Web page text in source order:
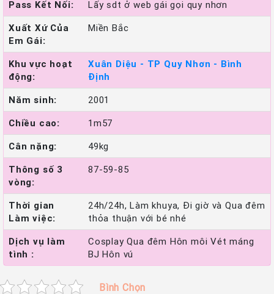
Pass Kết Nối:
Lấy sdt ở web gái gọi quy nhơn
Xuất Xứ Của
Em Gái:
Miền Bắc
Khu vực hoạt
động:
Xuân Diệu - TP Quy Nhơn - Bình
Định
Năm sinh:
2001
Chiều cao:
1m57
Cân nặng:
49kg
Thông số 3
vòng:
87-59-85
Thời gian
Làm việc:
24h/24h, Làm khuya, Đi giờ và Qua đêm
thỏa thuận với bé nhé
Dịch vụ làm
tình :
Cosplay Qua đêm Hôn môi Vét máng
BJ Hôn vú
Bình Chọn